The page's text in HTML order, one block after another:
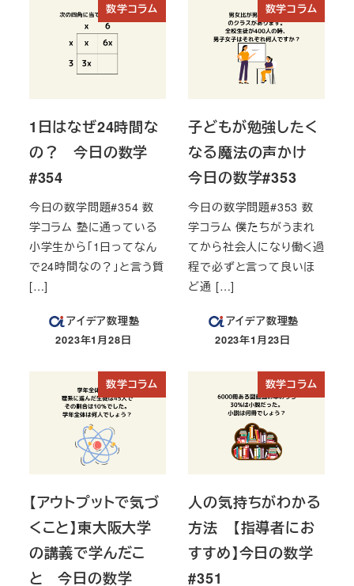
数学コラム
1日はなぜ24時間な
の？ 今日の数学
#354
今日の数学問題#354 数
学コラム 塾に通っている
小学生から「1日ってなん
で24時間なの？」と言う質
[…]
アイデア数理塾
投稿日
2023年1月28日
数学コラム
子どもが勉強したく
なる魔法の声かけ
今日の数学#353
今日の数学問題#353 数
学コラム 僕たちがうまれ
てから社会人になり働く過
程で必ずと言って良いほ
ど通 […]
アイデア数理塾
投稿日
2023年1月23日
数学コラム
【アウトプットで気づ
くこと】東大阪大学
の講義で学んだこ
と 今日の数学
数学コラム
人の気持ちがわかる
方法 【指導者にお
すすめ】今日の数学
#351